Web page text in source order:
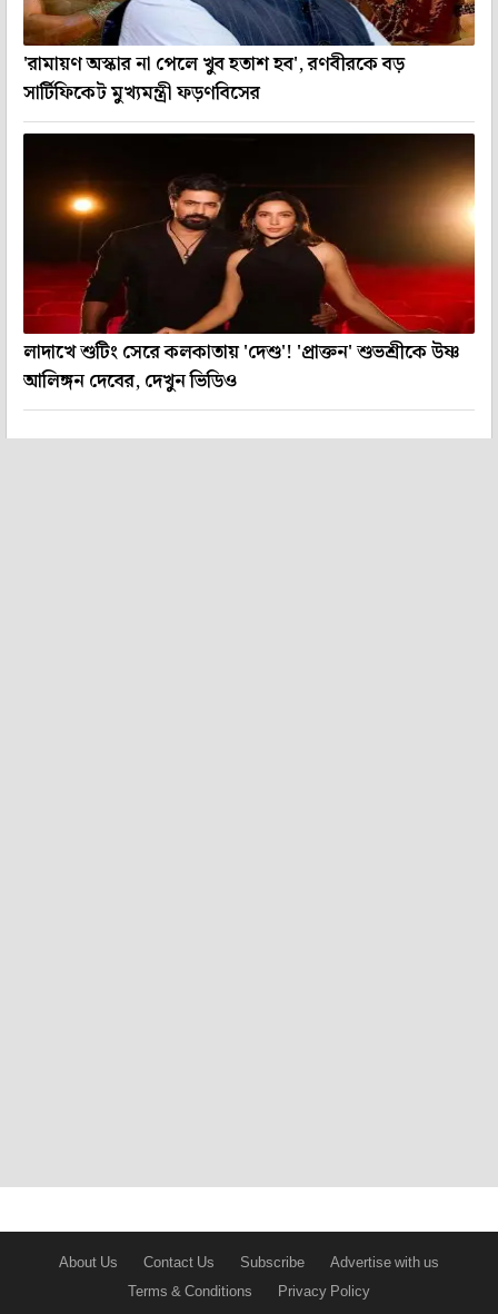
'রামায়ণ অস্কার না পেলে খুব হতাশ হব', রণবীরকে বড়
সার্টিফিকেট মুখ্যমন্ত্রী ফড়ণবিসের
লাদাখে শুটিং সেরে কলকাতায় 'দেশু'! 'প্রাক্তন' শুভশ্রীকে উষ্ণ
আলিঙ্গন দেবের, দেখুন ভিডিও
About Us Contact Us Subscribe
Advertise with us
Terms & Conditions
Privacy Policy